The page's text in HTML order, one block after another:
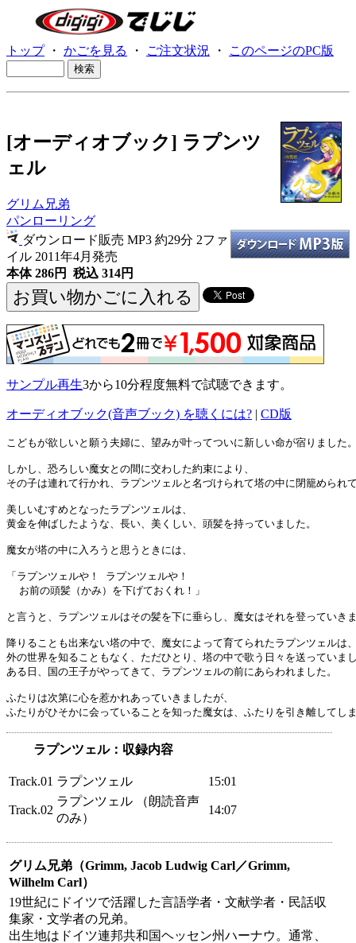
トップ・ かごを見る ・ ご注文状況 ・ このページのPC版
[オーディオブック] ラプンツ
ェル
グリム兄弟
パンローリング
ダウンロード販売 MP3 約29分 2ファ
イル 2011年4月発売
本体 286円 税込 314円
サンプル再生3から10分程度無料で試聴できます。
オーディオブック(音声ブック) を聴くには? | CD版
こどもが欲しいと願う夫婦に、望みが叶ってついに新しい命が宿りました
しかし、恐ろしい魔女との間に交わした約束により、
その子は連れて行かれ、ラプンツェルと名づけられて塔の中に閉籠められ
美しいむすめとなったラプンツェルは、
黄金を伸ばしたような、長い、美くしい、頭髪を持っていました。
魔女が塔の中に入ろうと思うときには、
「ラプンツェルや！ ラプンツェルや！
  お前の頭髪（かみ）を下げておくれ！」
と言うと、ラプンツェルはその髪を下に垂らし、魔女はそれを登っていき
降りることも出来ない塔の中で、魔女によって育てられたラプンツェルは
外の世界を知ることもなく、ただひとり、塔の中で歌う日々を送っていま
ある日、国の王子がやってきて、ラプンツェルの前にあらわれました。
ふたりは次第に心を惹かれあっていきましたが、
ラプンツェル：収録内容
Track.01 ラプンツェル 15:01
Track.02
ラプンツェル （朗読音声
のみ）
14:07
グリム兄弟（Grimm, Jacob Ludwig Carl／Grimm,
Wilhelm Carl）
19世紀にドイツで活躍した言語学者・文献学者・民話収
集家・文学者の兄弟。
出生地はドイツ連邦共和国ヘッセン州ハーナウ。通常、